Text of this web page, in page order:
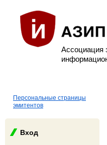
Ассоциация
Персональные страницы
эмитентов
Вход